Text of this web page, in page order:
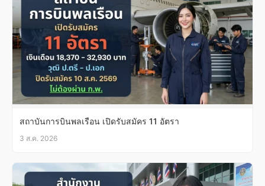
สถาบันการบินพลเรือน เปิดรับสมัคร 11 อัตรา
3 ส.ค. 2026